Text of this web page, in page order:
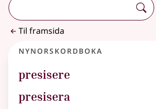
Til framsida
Nynorskordboka
presisere
presisera